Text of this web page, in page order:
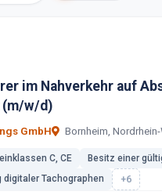
im Nahverkehr auf
(m/w/d)
GmbH Bornheim,
C, CE
Besitz einer
digitaler Tachographen
+6